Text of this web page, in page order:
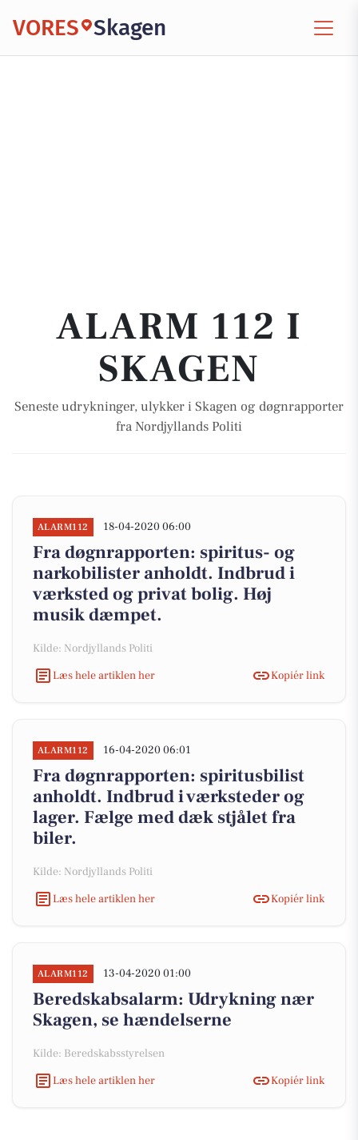
VORES Skagen
ALARM 112 I
SKAGEN
Seneste udrykninger, ulykker i Skagen og døgnrapporter
fra Nordjyllands Politi
ALARM112 18-04-2020 06:00
Fra døgnrapporten: spiritus- og
narkobilister anholdt. Indbrud i
værksted og privat bolig. Høj
musik dæmpet.
Kilde: Nordjyllands Politi
Læs hele artiklen her
Kopiér link
ALARM112 16-04-2020 06:01
Fra døgnrapporten: spiritusbilist
anholdt. Indbrud i værksteder og
lager. Fælge med dæk stjålet fra
biler.
Kilde: Nordjyllands Politi
Læs hele artiklen her
Kopiér link
ALARM112 13-04-2020 01:00
Beredskabsalarm: Udrykning nær
Skagen, se hændelserne
Kilde: Beredskabsstyrelsen
Læs hele artiklen her
Kopiér link